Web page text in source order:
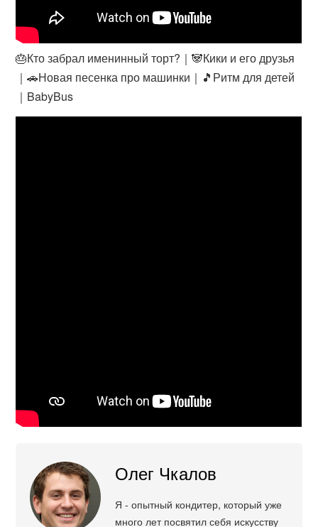
🎂Кто забрал именинный торт?｜🐼Кики и его друзья
｜🚗Новая песенка про машинки｜🎵Ритм для детей
｜BabyBus
Олег Чкалов
Я - опытный кондитер, который уже
много лет посвятил себя искусству